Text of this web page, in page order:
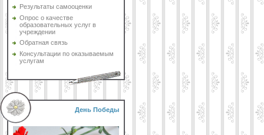
Результаты самооценки
Опрос о качестве
образовательных услуг в
учреждении
Обратная связь
Консультации по оказываемым
услугам
День Победы